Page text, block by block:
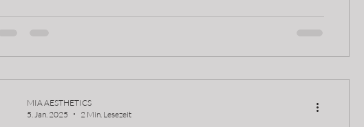
MIA AESTHETICS
5. Jan. 2025
2 Min. Lesezeit